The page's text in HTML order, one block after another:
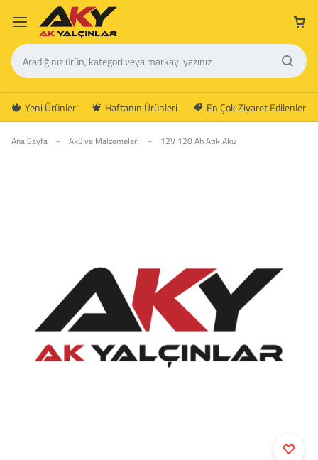
Yeni Ürünler Haftanın Ürünleri En Çok Ziyaret Edilenler
Ana Sayfa – Akü ve Malzemeleri – 12V 120 Ah Atık Aku